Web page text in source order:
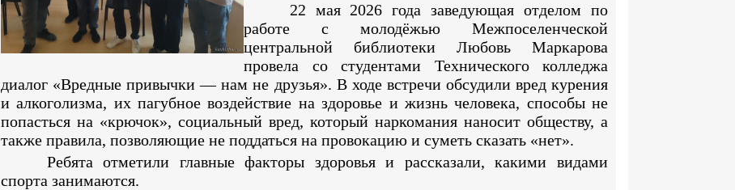
22 мая 2026 года заведующая отделом по
работе с молодёжью Межпоселенческой
центральной библиотеки Любовь Маркарова
провела со студентами Технического колледжа
диалог «Вредные привычки — нам не друзья». В ходе встречи обсудили вред курения
и алкоголизма, их пагубное воздействие на здоровье и жизнь человека, способы не
попасться на «крючок», социальный вред, который наркомания наносит обществу, а
также правила, позволяющие не поддаться на провокацию и суметь сказать «нет».
Ребята отметили главные факторы здоровья и рассказали, какими видами
спорта занимаются.